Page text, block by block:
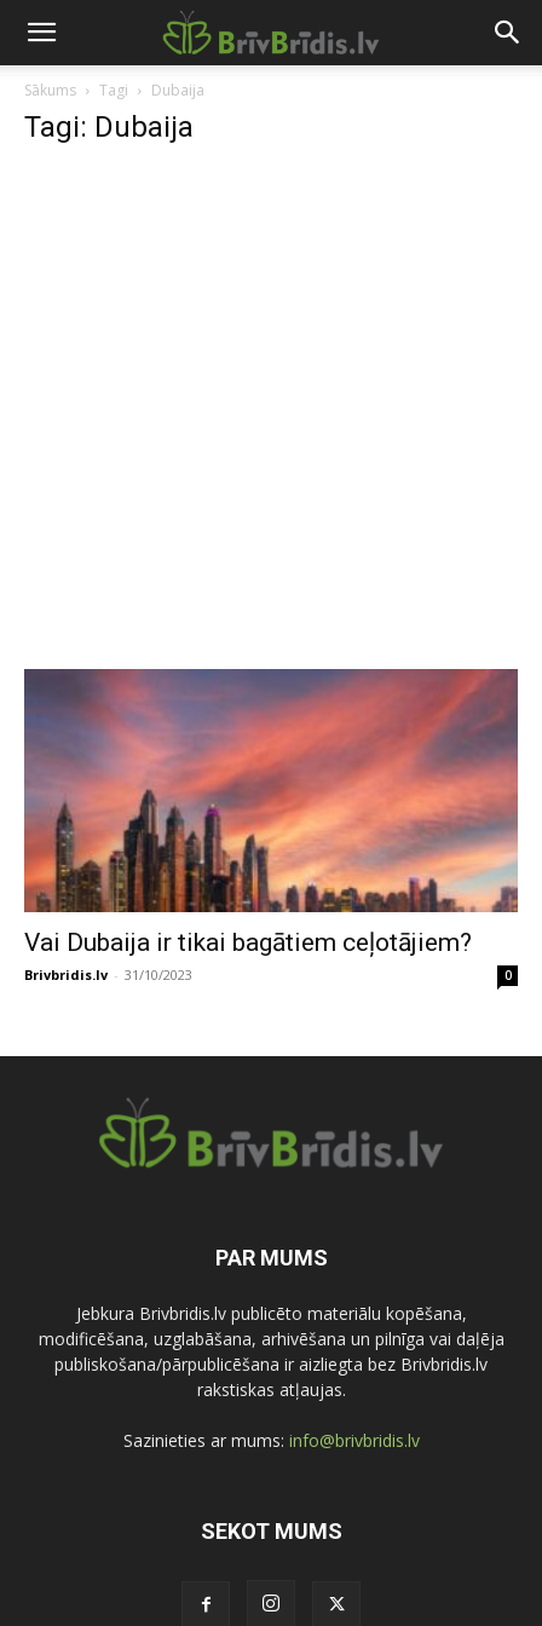
Sākums Tagi Dubaija
Tagi: Dubaija
Vai Dubaija ir tikai bagātiem ceļotājiem?
Brivbridis.lv - 31/10/2023 0
PAR MUMS
Jebkura Brivbridis.lv publicēto materiālu kopēšana,
modificēšana, uzglabāšana, arhivēšana un pilnīga vai daļēja
publiskošana/pārpublicēšana ir aizliegta bez Brivbridis.lv
rakstiskas atļaujas.
Sazinieties ar mums: info@brivbridis.lv
SEKOT MUMS